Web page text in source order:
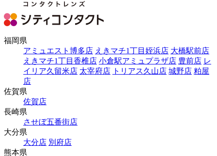
福岡県
アミュエスト博多店 えきマチ1丁目姪浜店 大橋駅前店
えきマチ1丁目香椎店 小倉駅アミュプラザ店 豊前店 レ
イリア久留米店 太宰府店 トリアス久山店 城野店 粕屋
店
佐賀県
佐賀店
長崎県
させぼ五番街店
大分県
大分店 別府店
熊本県